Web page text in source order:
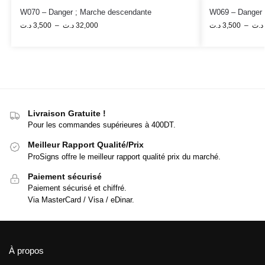
W070 – Danger ; Marche descendante
3,500 د.ت – 32,000 د.ت
W069 –
3,500 د.ت – د.ت
Livraison Gratuite !
Pour les commandes supérieures à 400DT.
Meilleur Rapport Qualité/Prix
ProSigns offre le meilleur rapport qualité prix du marché.
Paiement sécurisé
Paiement sécurisé et chiffré.
Via MasterCard / Visa / eDinar.
À propos